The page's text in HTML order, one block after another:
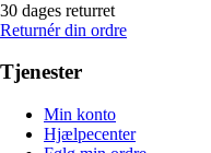
30 dages returret
Returnér din ordre
Tjenester
Min konto
Hjælpecenter